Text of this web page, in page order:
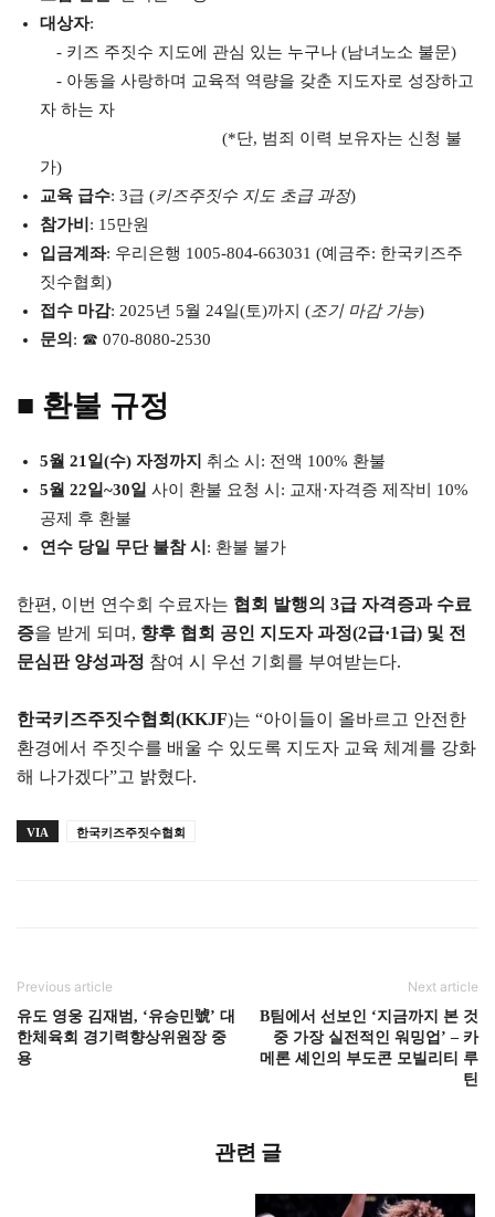
대상자:
- 키즈 주짓수 지도에 관심 있는 누구나 (남녀노소 불문)
- 아동을 사랑하며 교육적 역량을 갖춘 지도자로 성장하고
자 하는 자
(*단, 범죄 이력 보유자는 신청 불
가)
교육 급수: 3급 (키즈주짓수 지도 초급 과정)
참가비 : 15만원
입금계좌: 우리은행 1005-804-663031 (예금주: 한국키즈주
짓수협회)
접수 마감: 2025년 5월 24일(토)까지 (조기 마감 가능)
문의 : ☎ 070-8080-2530
■ 환불 규정
5월 21일(수) 자정까지
취소 시: 전액 100% 환불
5월 22일~30일 사이 환불 요청 시: 교재·자격증 제작비 10%
공제 후 환불
연수 당일 무단 불참 시 : 환불 불가
한편, 이번 연수회 수료자는 협회 발행의 3급 자격증과 수료
증을 받게 되며, 향후 협회 공인 지도자 과정(2급·1급) 및 전
문심판 양성과정 참여 시 우선 기회를 부여받는다.
한국키즈주짓수협회(KKJF)는 “아이들이 올바르고 안전한
환경에서 주짓수를 배울 수 있도록 지도자 교육 체계를 강화
해 나가겠다”고 밝혔다.
VIA 한국키즈주짓수협회
Previous article
유도 영웅 김재범, ‘유승민號’ 대
한체육회 경기력향상위원장 중
용
Next article
B팀에서 선보인 ‘지금까지 본 것
중 가장 실전적인 워밍업’ – 카
메론 셰인의 부도콘 모빌리티 루
틴
관련 글